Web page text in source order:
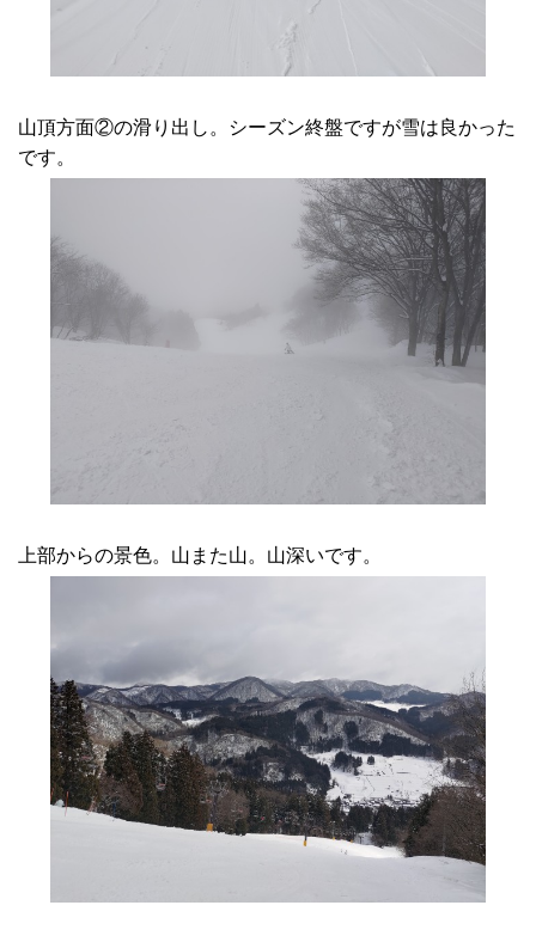
山頂方面②の滑り出し。シーズン終盤ですが雪は良かった
です。
上部からの景色。山また山。山深いです。